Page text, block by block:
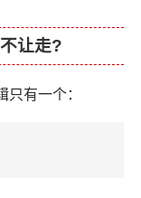
让走?
有一个：